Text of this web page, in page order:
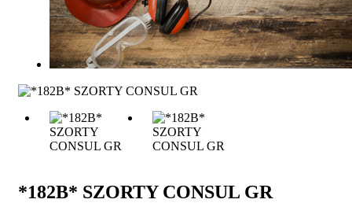
*182B* SZORTY CONSUL GR